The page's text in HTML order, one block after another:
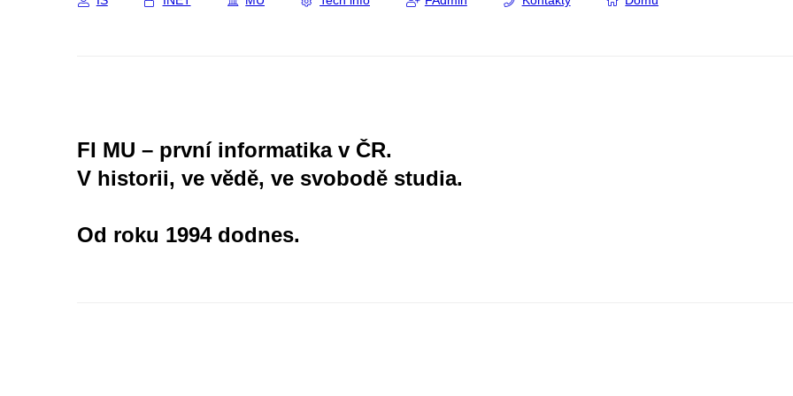
FI MU – první informatika v ČR.
V historii, ve vědě, ve svobodě studia.
Od roku 1994 dodnes.